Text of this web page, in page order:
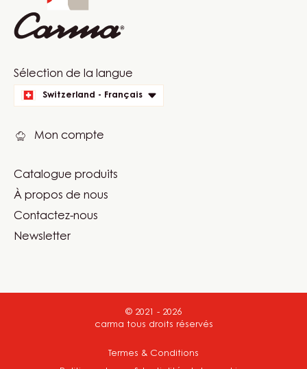
Website
quick
Sélection de la langue
Switzerland - Français
Mon compte
Footer
Carma
Catalogue produits
À propos de nous
Contactez-nous
Newsletter
© 2021 - 2026
carma tous droits réservés
Termes & Conditions